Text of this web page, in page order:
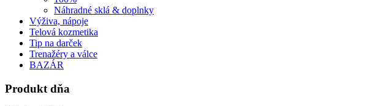
Náhradné sklá & doplnky
Výživa, nápoje
Telová kozmetika
Tip na darček
Trenažéry a válce
BAZÁR
Produkt dňa